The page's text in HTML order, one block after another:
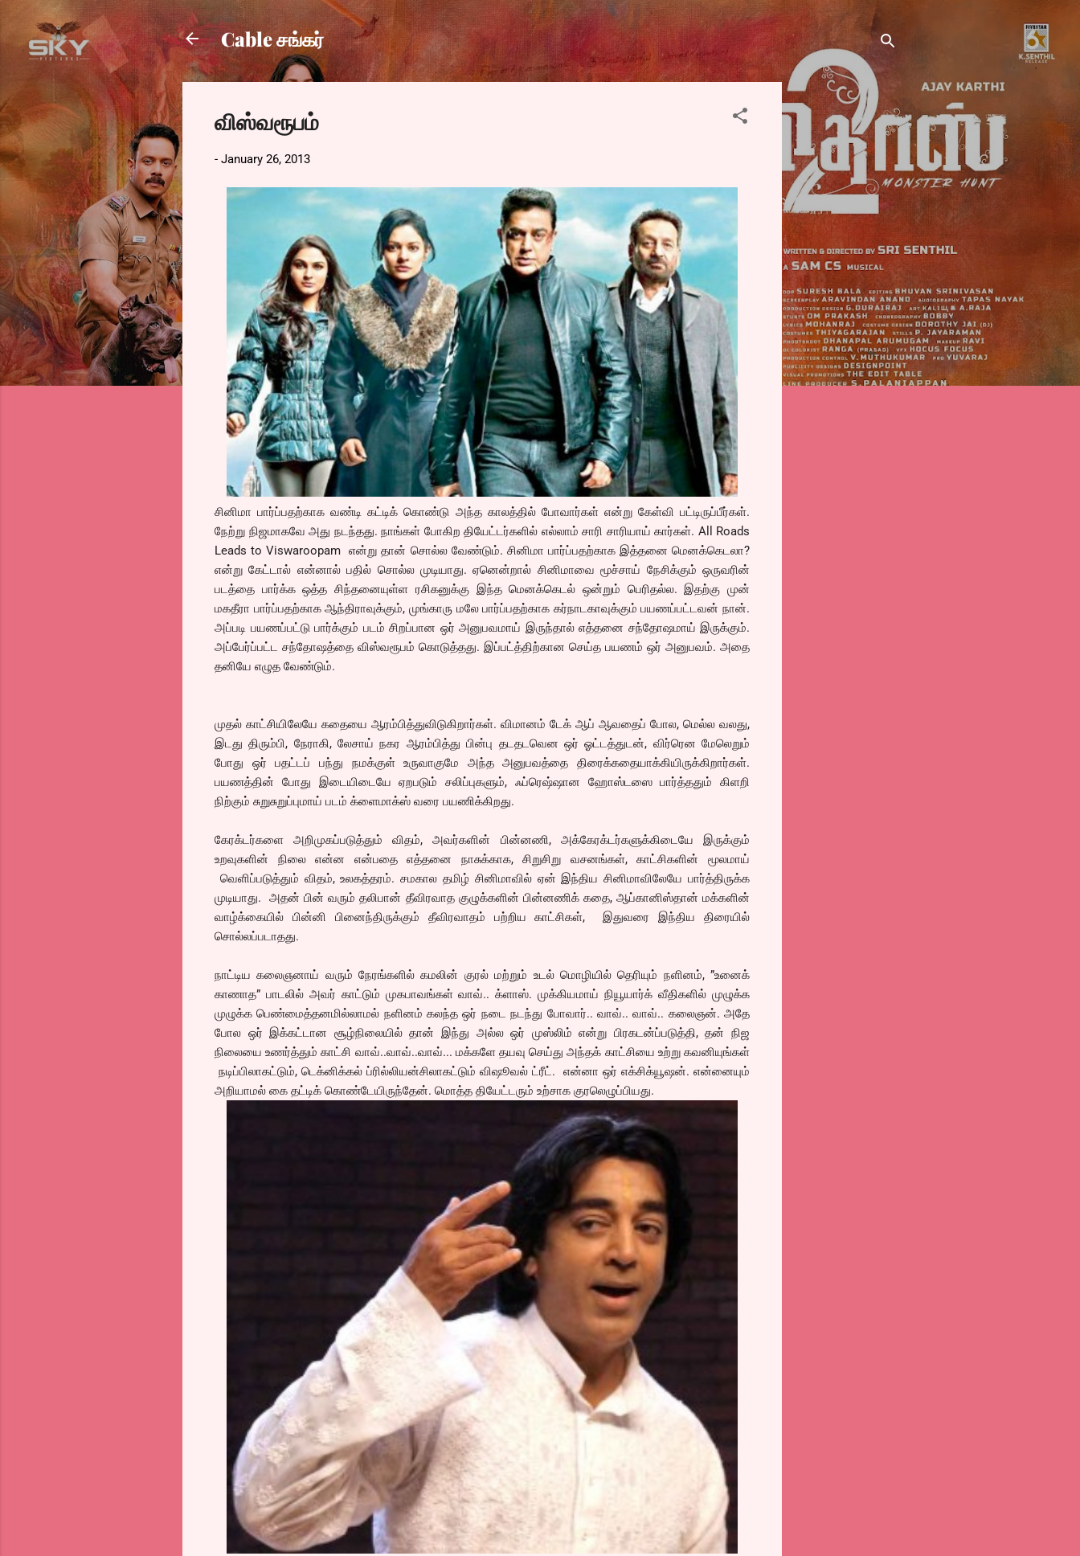
Skip to main content
Cable சங்கர்
விஸ்வரூபம்
- January 26, 2013
சினிமா பார்ப்பதற்காக வண்டி கட்டிக் கொண்டு அந்த காலத்தில் போவார்கள் என்று கேள்வி பட்டிருப்பீர்கள்.
நேற்று நிஜமாகவே அது நடந்தது. நாங்கள் போகிற தியேட்டர்களில் எல்லாம் சாரி சாரியாய் கார்கள். All Roads
Leads to Viswaroopam என்று தான் சொல்ல வேண்டும். சினிமா பார்ப்பதற்காக இத்தனை மெனக்கெடலா?
என்று கேட்டால் என்னால் பதில் சொல்ல முடியாது. ஏனென்றால் சினிமாவை மூச்சாய் நேசிக்கும் ஒருவரின்
படத்தை பார்க்க ஒத்த சிந்தனையுள்ள ரசிகனுக்கு இந்த மெனக்கெடல் ஒன்றும் பெரிதல்ல. இதற்கு முன்
மகதீரா பார்ப்பதற்காக ஆந்திராவுக்கும், முங்காரு மலே பார்ப்பதற்காக கர்நாடகாவுக்கும் பயணப்பட்டவன் நான்.
அப்படி பயணப்பட்டு பார்க்கும் படம் சிறப்பான ஒர் அனுபவமாய் இருந்தால் எத்தனை சந்தோஷமாய் இருக்கும்.
அப்பேர்ப்பட்ட சந்தோஷத்தை விஸ்வரூபம் கொடுத்தது. இப்பட்த்திற்கான செய்த பயணம் ஒர் அனுபவம். அதை
தனியே எழுத வேண்டும்.
முதல் காட்சியிலேயே கதையை ஆரம்பித்துவிடுகிறார்கள். விமானம் டேக் ஆப் ஆவதைப் போல, மெல்ல வலது,
இடது திரும்பி, நேராகி, லேசாய் நகர ஆரம்பித்து பின்பு தடதடவென ஒர் ஓட்டத்துடன், விர்ரென மேலெறும்
போது ஒர் பதட்டப் பந்து நமக்குள் உருவாகுமே அந்த அனுபவத்தை திரைக்கதையாக்கியிருக்கிறார்கள்.
பயணத்தின் போது இடையிடையே ஏறபடும் சலிப்புகளும், ஃப்ரெஷ்ஷான ஹோஸ்டஸை பார்த்ததும் கிளறி
நிற்கும் சுறுசுறுப்புமாய் படம் க்ளைமாக்ஸ் வரை பயணிக்கிறது.
கேரக்டர்களை அறிமுகப்படுத்தும் விதம், அவர்களின் பின்னணி, அக்கேரக்டர்களுக்கிடையே இருக்கும்
உறவுகளின் நிலை என்ன என்பதை எத்தனை நாசுக்காக, சிறுசிறு வசனங்கள், காட்சிகளின் மூலமாய்
வெளிப்படுத்தும் விதம், உலகத்தரம். சமகால தமிழ் சினிமாவில் ஏன் இந்திய சினிமாவிலேயே பார்த்திருக்க
முடியாது. அதன் பின் வரும் தலிபான் தீவிரவாத குழுக்களின் பின்னணிக் கதை, ஆப்கானிஸ்தான் மக்களின்
வாழ்க்கையில் பின்னி பினைந்திருக்கும் தீவிரவாதம் பற்றிய காட்சிகள், இதுவரை இந்திய திரையில்
சொல்லப்படாதது.
நாட்டிய கலைஞனாய் வரும் நேரங்களில் கமலின் குரல் மற்றும் உடல் மொழியில் தெரியும் நளினம், ”உனைக்
காணாத” பாடலில் அவர் காட்டும் முகபாவங்கள் வாவ்.. க்ளாஸ். முக்கியமாய் நியூயார்க் வீதிகளில் முழுக்க
முழுக்க பெண்மைத்தனமில்லாமல் நளினம் கலந்த ஒர் நடை நடந்து போவார்.. வாவ்.. வாவ்.. கலைஞன். அதே
போல ஒர் இக்கட்டான சூழ்நிலையில் தான் இந்து அல்ல ஒர் முஸ்லிம் என்று பிரகடன்ப்படுத்தி, தன் நிஜ
நிலையை உணர்த்தும் காட்சி வாவ்..வாவ்..வாவ்... மக்களே தயவு செய்து அந்தக் காட்சியை உற்று கவனியுங்கள்
நடிப்பிலாகட்டும், டெக்னிக்கல் ப்ரில்லியன்சிலாகட்டும் விஷூவல் ட்ரீட். என்னா ஒர் எக்சிக்யூஷன். என்னையும்
அறியாமல் கை தட்டிக் கொண்டேயிருந்தேன். மொத்த தியேட்டரும் உற்சாக குரலெழுப்பியது.